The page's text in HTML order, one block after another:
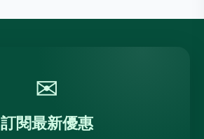
✉
訂閱最新優惠